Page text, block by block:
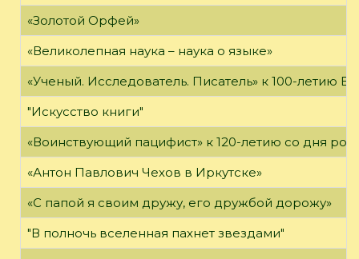
«Золотой Орфей»
«Великолепная наука – наука о языке»
«Ученый. Исследователь. Писатель» к 100-летию
"Искусство книги"
«Воинствующий пацифист» к 120-летию со дня
«Антон Павлович Чехов в Иркутске»
«С папой я своим дружу, его дружбой дорожу»
"В полночь вселенная пахнет звездами"